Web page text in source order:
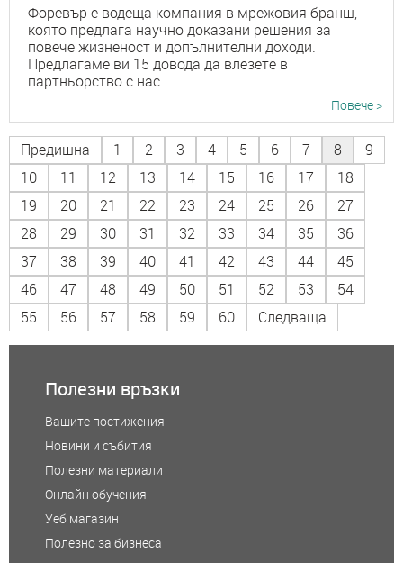
Форевър е водеща компания в мрежовия бранш,
която предлага научно доказани решения за
повече жизненост и допълнителни доходи.
Предлагаме ви 15 довода да влезете в
партньорство с нас.
Повече >
Предишна 1 2 3 4 5 6 7 8
9
10
11 12 13 14 15 16 17
18
19
20 21 22 23 24 25 26
27
28
29 30 31 32 33 34 35
36
37
38 39 40 41 42 43 44
45
46
47 48 49 50 51 52 53
54
55
56 57 58 59 60 Следваща
Полезни връзки
Вашите постижения
Новини и събития
Полезни материали
Онлайн обучения
Уеб магазин
Полезно за бизнеса